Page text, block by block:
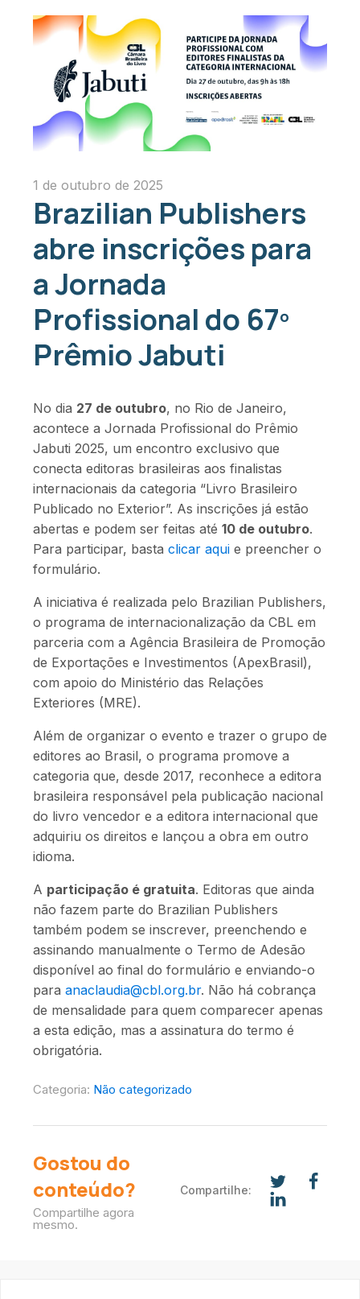
1 de outubro de 2025
Brazilian Publishers
abre inscrições para
a Jornada
Profissional do 67º
Prêmio Jabuti
No dia 27 de outubro, no Rio de Janeiro,
acontece a Jornada Profissional do Prêmio
Jabuti 2025, um encontro exclusivo que
conecta editoras brasileiras aos finalistas
internacionais da categoria “Livro Brasileiro
Publicado no Exterior”. As inscrições já estão
abertas e podem ser feitas até 10 de outubro.
Para participar, basta clicar aqui e preencher o
formulário.
A iniciativa é realizada pelo Brazilian Publishers,
o programa de internacionalização da CBL em
parceria com a Agência Brasileira de Promoção
de Exportações e Investimentos (ApexBrasil),
com apoio do Ministério das Relações
Exteriores (MRE).
Além de organizar o evento e trazer o grupo de
editores ao Brasil, o programa promove a
categoria que, desde 2017, reconhece a editora
brasileira responsável pela publicação nacional
do livro vencedor e a editora internacional que
adquiriu os direitos e lançou a obra em outro
idioma.
A participação é gratuita. Editoras que ainda
não fazem parte do Brazilian Publishers
também podem se inscrever, preenchendo e
assinando manualmente o Termo de Adesão
disponível ao final do formulário e enviando-o
para anaclaudia@cbl.org.br. Não há cobrança
de mensalidade para quem comparecer apenas
a esta edição, mas a assinatura do termo é
obrigatória.
Categoria: Não categorizado
Gostou do
conteúdo?
Compartilhe agora
mesmo.
Compartilhe: